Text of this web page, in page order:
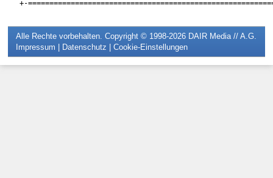
Alle Rechte vorbehalten. Copyright © 1998-2026 DAIR Media // A.G.
Impressum | Datenschutz | Cookie-Einstellungen